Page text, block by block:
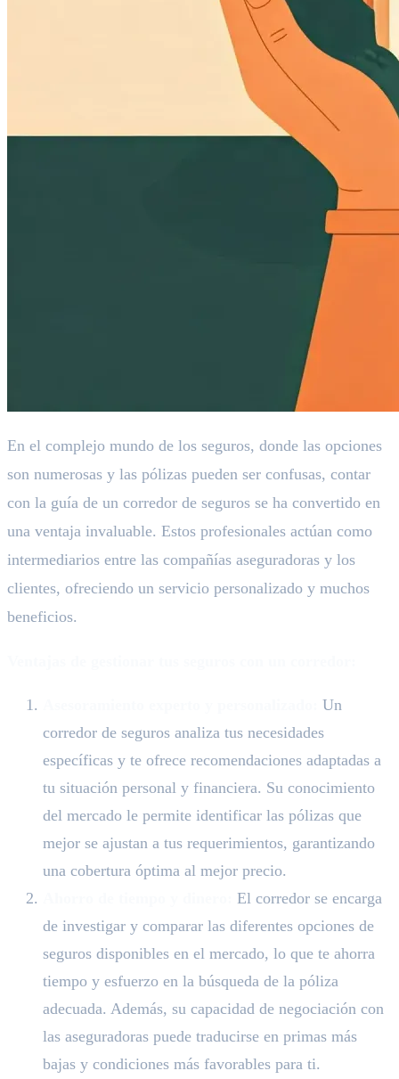
En el complejo mundo de los seguros, donde las opciones
son numerosas y las pólizas pueden ser confusas, contar
con la guía de un corredor de seguros se ha convertido en
una ventaja invaluable. Estos profesionales actúan como
intermediarios entre las compañías aseguradoras y los
clientes, ofreciendo un servicio personalizado y muchos
beneficios.
Un
corredor de seguros analiza tus necesidades
específicas y te ofrece recomendaciones adaptadas a
tu situación personal y financiera. Su conocimiento
del mercado le permite identificar las pólizas que
mejor se ajustan a tus requerimientos, garantizando
una cobertura óptima al mejor precio.
El corredor se encarga
de investigar y comparar las diferentes opciones de
seguros disponibles en el mercado, lo que te ahorra
tiempo y esfuerzo en la búsqueda de la póliza
adecuada. Además, su capacidad de negociación con
las aseguradoras puede traducirse en primas más
bajas y condiciones más favorables para ti.